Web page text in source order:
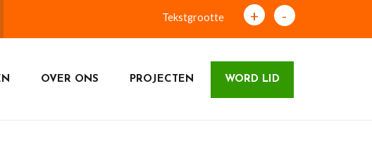
Tekstgrootte + -
OVER ONS PROJECTEN WORD LID